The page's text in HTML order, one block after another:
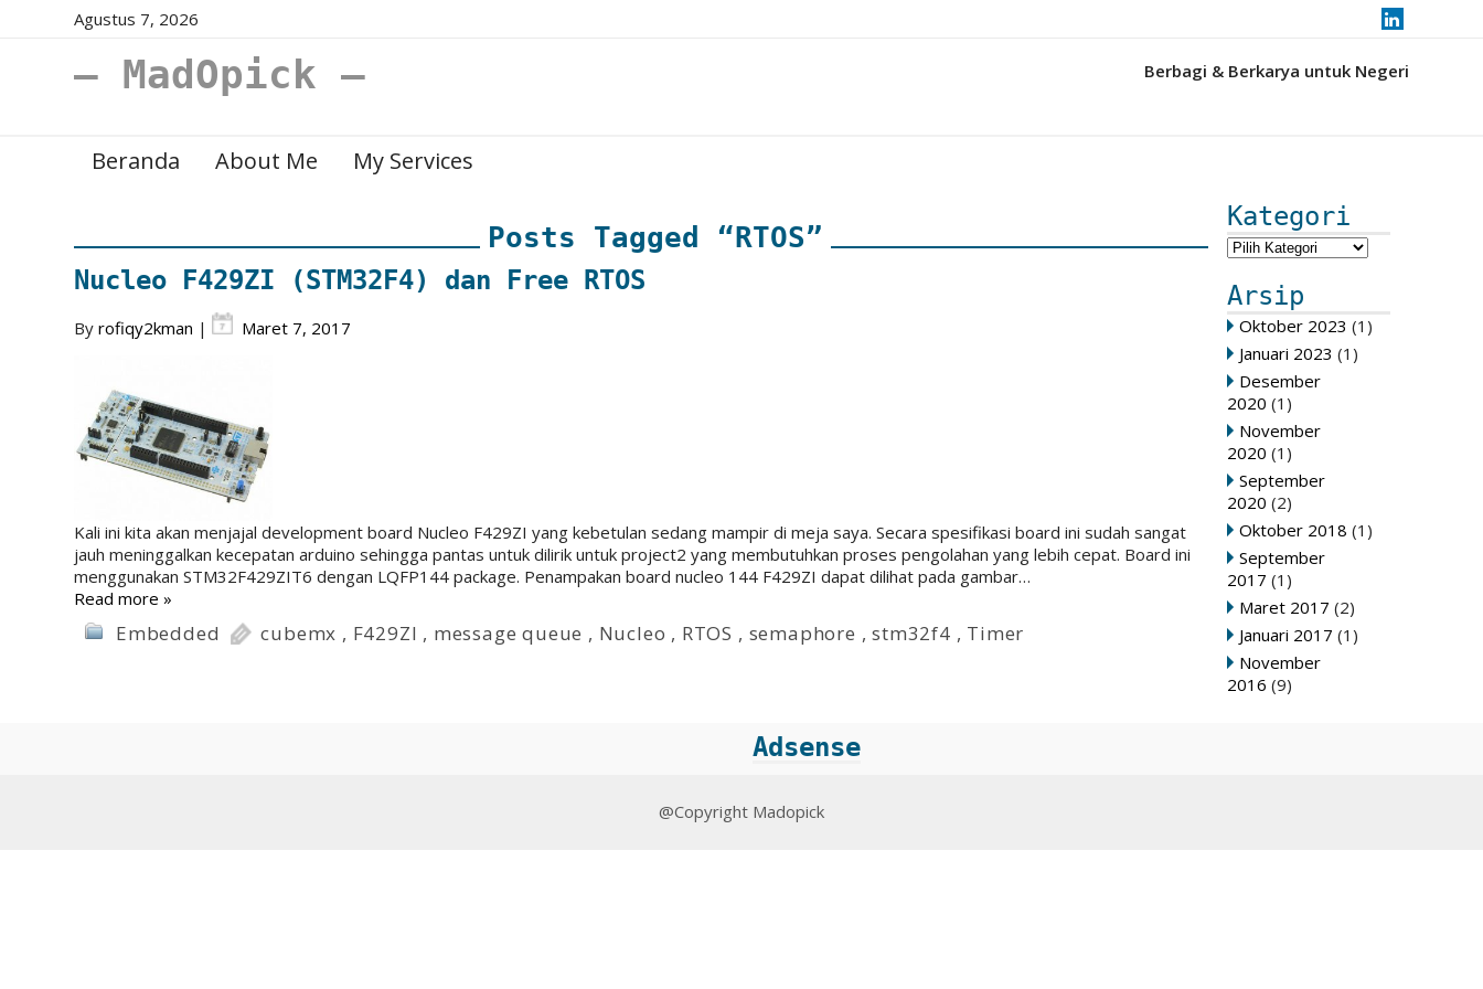
Agustus 7, 2026
– MadOpick – Berbagi & Berkarya untuk Negeri
Beranda About Me My Services
Kategori
Arsip
Oktober 2023 (1)
Januari 2023 (1)
Desember
2020 (1)
November
2020 (1)
September
2020 (2)
Oktober 2018 (1)
September
2017 (1)
Maret 2017 (2)
Januari 2017 (1)
November
2016 (9)
Posts Tagged “RTOS”
Nucleo F429ZI (STM32F4) dan Free RTOS
Byrofiqy2kman | Maret 7, 2017
Kali ini kita akan menjajal development board Nucleo F429ZI yang kebetulan sedang mampir di meja saya. Secara spesifikasi board ini sudah sangat
jauh meninggalkan kecepatan arduino sehingga pantas untuk dilirik untuk project2 yang membutuhkan proses pengolahan yang lebih cepat. Board ini
menggunakan STM32F429ZIT6 dengan LQFP144 package. Penampakan board nucleo 144 F429ZI dapat dilihat pada gambar…
Read more »
Embedded cubemx , F429ZI , message queue , Nucleo , RTOS , semaphore ,stm32f4 , Timer
Adsense
@Copyright Madopick